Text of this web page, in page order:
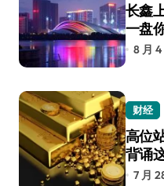
长鑫
一盘
8 月
财经
高位
背诵
7 月